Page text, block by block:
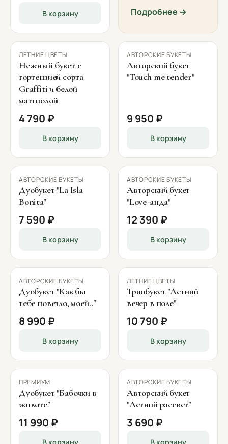
В корзину Подробнее →
ЛЕТНИЕ ЦВЕТЫ
Нежный букет с
гортензией сорта
Graffiti и белой
маттиолой
4 790 ₽
В корзину
АВТОРСКИЕ БУКЕТЫ
Авторский букет
"Touch me tender"
9 950 ₽
В корзину
АВТОРСКИЕ БУКЕТЫ
Дуобукет "La Isla
Bonita"
7 590 ₽
В корзину
АВТОРСКИЕ БУКЕТЫ
Авторский букет
"Love-анда"
12 390 ₽
В корзину
АВТОРСКИЕ БУКЕТЫ
Дуобукет "Как бы
тебе повезло, моей.."
8 990 ₽
В корзину
ЛЕТНИЕ ЦВЕТЫ
Триобукет "Летний
вечер в поле"
10 790 ₽
В корзину
ПРЕМИУМ
Дуобукет "Бабочки в
животе"
11 990 ₽
АВТОРСКИЕ БУКЕТЫ
Авторский букет
"Летний рассвет"
3 690 ₽